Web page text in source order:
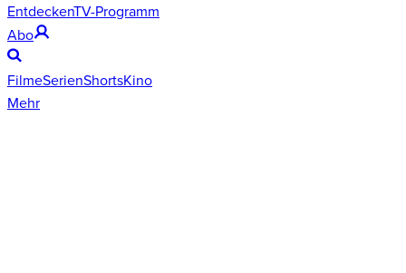
EntdeckenTV-Programm
Abo
FilmeSerienShortsKino
Mehr